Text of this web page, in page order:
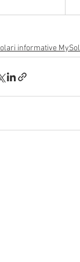
informative